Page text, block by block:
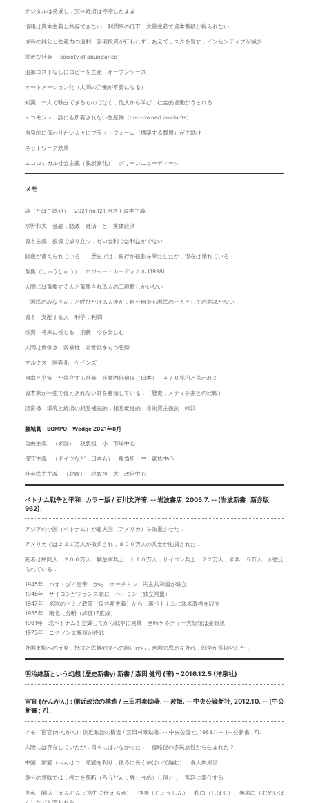
デジタルは発展し，実体経済は停滞したまま
情報は資本主義と共存できない 利潤率の低下，大量生産で資本蓄積が得られない
成長の鈍化と生産力の過剰 設備投資が行われず，あえてリスクを冒す，インセンティブが減少
潤沢な社会 (society of abundance）
追加コストなしにコピーを生産 オープンソース
オートメーション化（人間の労働が不要になる）
知識 一人で独占できるものでなく，他人から学び，社会的協働がうまれる
＜コモン＞ 誰にも所有されない生産物（non-owned products）
自発的に係わりたい人々にプラットフォーム（構築する費用）が手助け
ネットワーク効果
エコロジカル社会主義（脱炭素化） グリーンニューディール
メモ
談（たばこ総研） 2021 no.121 ポスト資本主義
水野和夫 金融，財政 経済 と 実体経済
資本主義 投資で成り立つ，ゼロ金利では利益がでない
財産が蓄えられている． 歴史では，銀行が役割を果たしたが，現在は壊れている
蒐集（しゅうしゅう） ロジャー・カーディナル (1998)
人間には蒐集する人と蒐集される人の二種類しかいない
「国民のみなさん」と呼びかける人達が，自分自身も国民の一人としての意識がない
資本 支配する人 利子，利潤
投資 将来に投じる 消費 今を楽しむ
人間は貪欲さ，凶暴性，名誉欲をもつ悪癖
マルクス 国有化 ケインズ
自由と平等 が両立する社会 企業内部留保（日本） ４７０兆円と言われる
資本家が一生で使えきれない財を蓄積している．（歴史，メディチ家との比較）
諸富徹 環境と経済の相互補完的，相互促進的 非物質主義的 転回
藤城眞 SOMPO Wedge 2021年8月
自由主義 （米国） 税負担 小 市場中心
保守主義 （ドイツなど，日本も） 税負担 中 家族中心
社会民主主義 （北欧） 税負担 大 政府中心
ベトナム戦争と平和 : カラー版 / 石川文洋著. -- 岩波書店, 2005.7. -- (岩波新書 ; 新赤版
962).
アジアの小国（ベトナム）が超大国（アメリカ）を敗退させた．
アメリカでは２２１万人が徴兵され，８００万人の兵士が動員された．
死者は民間人 ２００万人，解放軍兵士 １１０万人，サイゴン兵士 ２２万人，米兵 ５万人 が数え
られている．
1945年 バオ・ダイ皇帝 から ホーチミン 民主共和国が独立
1946年 サイゴンがフランス領に ベトミン（独立同盟）
1947年 米国のドミノ政策（反共産主義）から，南ベトナムに親米政権を設立
1955年 南北に分断（緯度17度線）
1961年 北ベトナムを空爆してから戦争に発展 当時ケネディー大統領は楽観視
1973年 ニクソン大統領が終戦
外国支配への反発，抵抗と民族独立への願いから，米国の思惑を外れ，戦争が長期化した．
明治維新という幻想 (歴史新書y) 新書 / 森田 健司 (著) – 2016.12.5 (洋泉社)
宦官 (かんがん) : 側近政治の構造 / 三田村泰助著. -- 改版. -- 中央公論新社, 2012.10. -- (中公
新書 ; 7).
メモ 宦官(かんがん) : 側近政治の構造 / 三田村泰助著. -- 中央公論社, 1963.1. -- (中公新書 ; 7).
大陸には存在していたが，日本にはいなかった． 侵略後の多民族性から生まれた？
中国 辮髪（べんはつ：頭髪を剃り，後ろに長く伸ばいて編む） 食人肉風習
身分の意味では，権力を壟断（ろうだん：独り占め）し得た． 宮廷に奉仕する
別名 閹人（えんじん：宮中に仕える者） 浄身（じょうしん） 私白（しはく） 無名白（むめいは